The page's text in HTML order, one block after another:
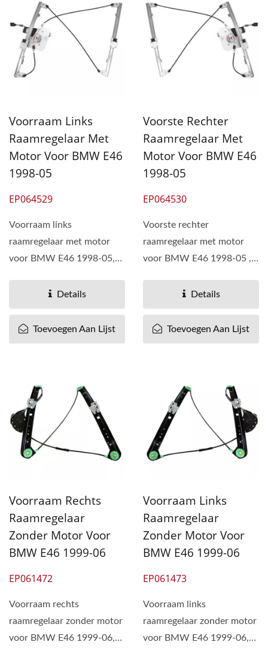
Voorraam Links
Raamregelaar Met
Motor Voor BMW E46
1998-05
EP064529
Voorraam links
raamregelaar met motor
voor BMW E46 1998-05,
338-251-351 51...
Details
Toevoegen Aan Lijst
Voorste Rechter
Raamregelaar Met
Motor Voor BMW E46
1998-05
EP064530
Voorste rechter
raamregelaar met motor
voor BMW E46 1998-05 ,
338-251-352 51...
Details
Toevoegen Aan Lijst
Voorraam Rechts
Raamregelaar
Zonder Motor Voor
BMW E46 1999-06
EP061472
Voorraam rechts
raamregelaar zonder motor
voor BMW E46 1999-06,
Voorraam Links
Raamregelaar
Zonder Motor Voor
BMW E46 1999-06
EP061473
Voorraam links
raamregelaar zonder motor
voor BMW E46 1999-06,